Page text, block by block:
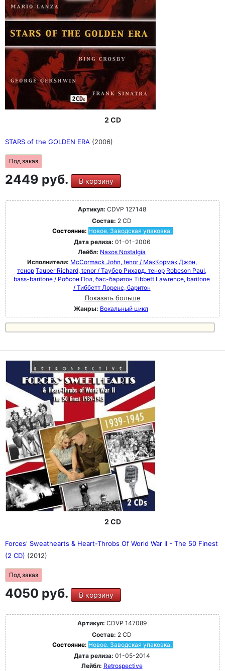
2 CD
STARS of the GOLDEN ERA (2006)
Под заказ
2449 руб. В корзину
Артикул: CDVP 127148
Состав: 2 CD
Состояние: Новое. Заводская упаковка.
Дата релиза: 01-01-2006
Лейбл: Naxos Nostalgia
Исполнители: McCormack John, tenor / МакКормак Джон,
тенор Tauber Richard, tenor / Таубер Рихард, тенор Robeson Paul,
bass-baritone / Робсон Пол, бас-баритон Tibbett Lawrence, baritone
/ Тиббетт Лоренс, баритон
Показать больше
Жанры: Вокальный цикл
2 CD
Forces' Sweathearts & Heart-Throbs Of World War II - The 50 Finest
(2 CD) (2012)
Под заказ
4050 руб. В корзину
Артикул: CDVP 147089
Состав: 2 CD
Состояние: Новое. Заводская упаковка.
Дата релиза: 01-05-2014
Лейбл: Retrospective